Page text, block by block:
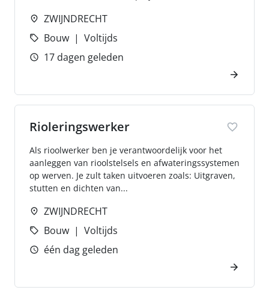
ZWIJNDRECHT
Bouw
Voltijds
17 dagen geleden
Rioleringswerker
Als rioolwerker ben je verantwoordelijk voor het
aanleggen van rioolstelsels en afwateringssystemen
op werven. Je zult taken uitvoeren zoals: Uitgraven,
stutten en dichten van...
ZWIJNDRECHT
Bouw
Voltijds
één dag geleden